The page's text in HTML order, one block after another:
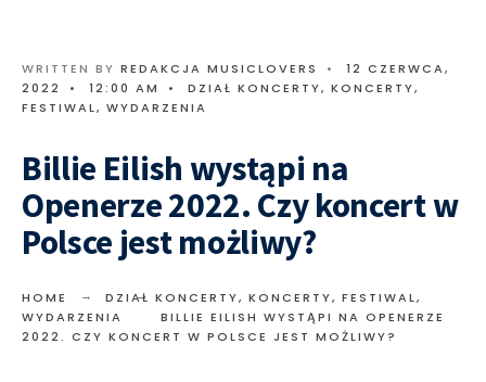
WRITTEN BY REDAKCJA MUSICLOVERS •
12 CZERWCA,
2022
• 12:00 AM • DZIAŁ KONCERTY, KONCERTY,
FESTIWAL, WYDARZENIA
Billie Eilish wystąpi na
Openerze 2022. Czy koncert w
Polsce jest możliwy?
HOME DZIAŁ KONCERTY, KONCERTY, FESTIWAL,
WYDARZENIA
BILLIE EILISH WYSTĄPI NA OPENERZE
2022. CZY KONCERT W POLSCE JEST MOŻLIWY?